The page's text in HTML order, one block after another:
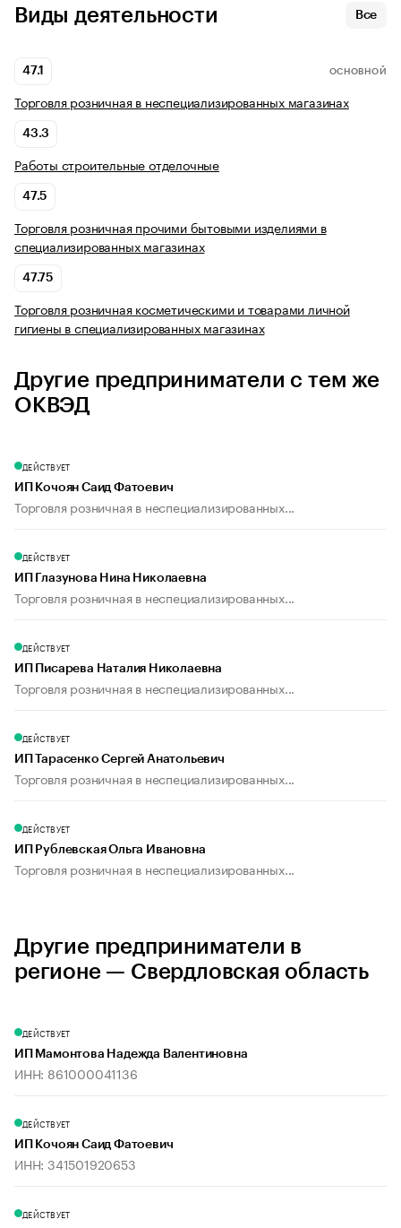
Виды деятельности Все
47.1 ОСНОВНОЙ
Торговля розничная в неспециализированных магазинах
43.3
Работы строительные отделочные
47.5
Торговля розничная прочими бытовыми изделиями в
специализированных магазинах
47.75
Торговля розничная косметическими и товарами личной
гигиены в специализированных магазинах
Другие предприниматели с тем же
ОКВЭД
ДЕЙСТВУЕТ
ИП Кочоян Саид Фатоевич
Торговля розничная в неспециализированных...
ДЕЙСТВУЕТ
ИП Глазунова Нина Николаевна
Торговля розничная в неспециализированных...
ДЕЙСТВУЕТ
ИП Писарева Наталия Николаевна
Торговля розничная в неспециализированных...
ДЕЙСТВУЕТ
ИП Тарасенко Сергей Анатольевич
Торговля розничная в неспециализированных...
ДЕЙСТВУЕТ
ИП Рублевская Ольга Ивановна
Торговля розничная в неспециализированных...
Другие предприниматели в
регионе — Свердловская область
ДЕЙСТВУЕТ
ИП Мамонтова Надежда Валентиновна
ИНН: 861000041136
ДЕЙСТВУЕТ
ИП Кочоян Саид Фатоевич
ИНН: 341501920653
ДЕЙСТВУЕТ